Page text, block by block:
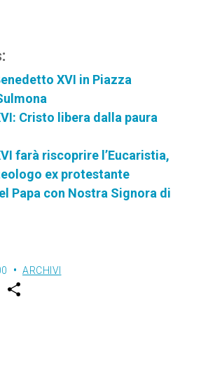
XVI in Piazza
Cristo libera dalla paura
farà riscoprire l’Eucaristia,
ex protestante
Papa con Nostra Signora di
ARCHIVI
w